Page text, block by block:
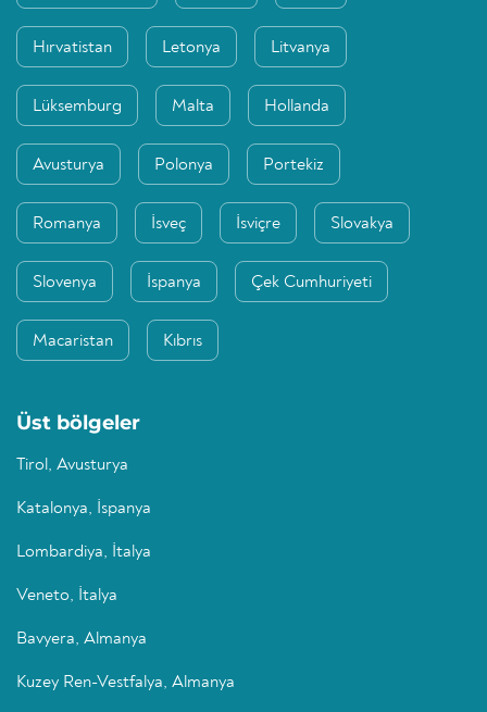
Hırvatistan Letonya Litvanya
Lüksemburg Malta Hollanda
Avusturya Polonya Portekiz
Romanya İsveç İsviçre Slovakya
Slovenya İspanya Çek Cumhuriyeti
Macaristan Kıbrıs
Üst bölgeler
Tirol, Avusturya
Katalonya, İspanya
Lombardiya, İtalya
Veneto, İtalya
Bavyera, Almanya
Kuzey Ren-Vestfalya, Almanya